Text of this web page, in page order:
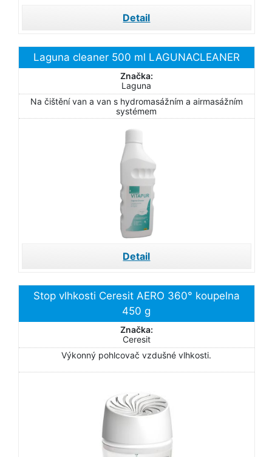
Detail
Laguna cleaner 500 ml LAGUNACLEANER
Značka:
Laguna
Na čištění van a van s hydromasážním a airmasážním
systémem
Detail
Stop vlhkosti Ceresit AERO 360° koupelna
450 g
Značka:
Ceresit
Výkonný pohlcovač vzdušné vlhkosti.